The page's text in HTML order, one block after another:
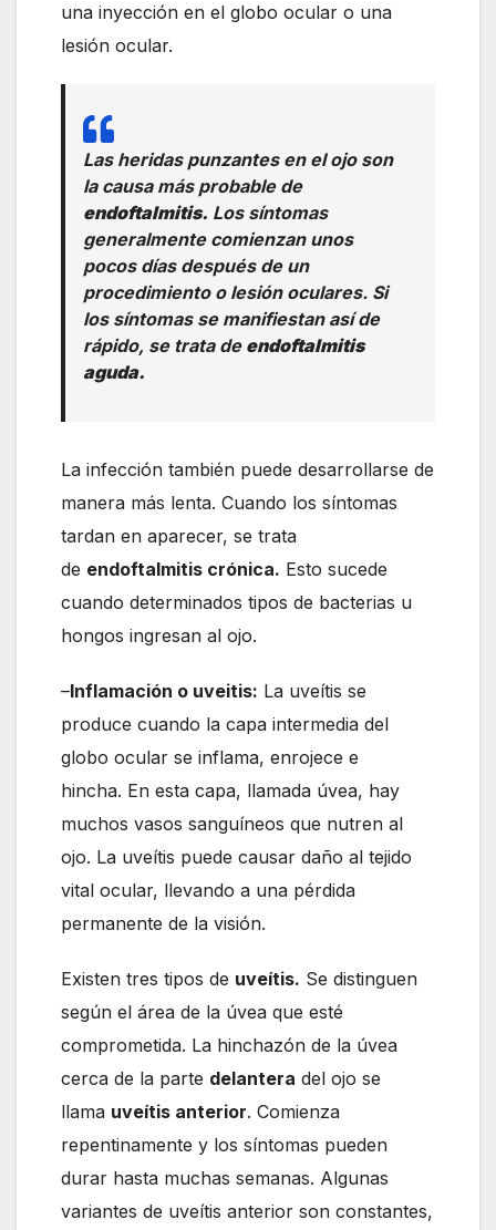
una inyección en el globo ocular o una
lesión ocular.
Las heridas punzantes en el ojo son
la causa más probable de
endoftalmitis. Los síntomas
generalmente comienzan unos
pocos días después de un
procedimiento o lesión oculares. Si
los síntomas se manifiestan así de
rápido, se trata de endoftalmitis
aguda.
La infección también puede desarrollarse de
manera más lenta. Cuando los síntomas
tardan en aparecer, se trata
de endoftalmitis crónica. Esto sucede
cuando determinados tipos de bacterias u
hongos ingresan al ojo.
–Inflamación o uveitis: La uveítis se
produce cuando la capa intermedia del
globo ocular se inflama, enrojece e
hincha. En esta capa, llamada úvea, hay
muchos vasos sanguíneos que nutren al
ojo. La uveítis puede causar daño al tejido
vital ocular, llevando a una pérdida
permanente de la visión.
Existen tres tipos de uveítis. Se distinguen
según el área de la úvea que esté
comprometida. La hinchazón de la úvea
cerca de la parte delantera del ojo se
llama uveítis anterior. Comienza
repentinamente y los síntomas pueden
durar hasta muchas semanas. Algunas
variantes de uveítis anterior son constantes,